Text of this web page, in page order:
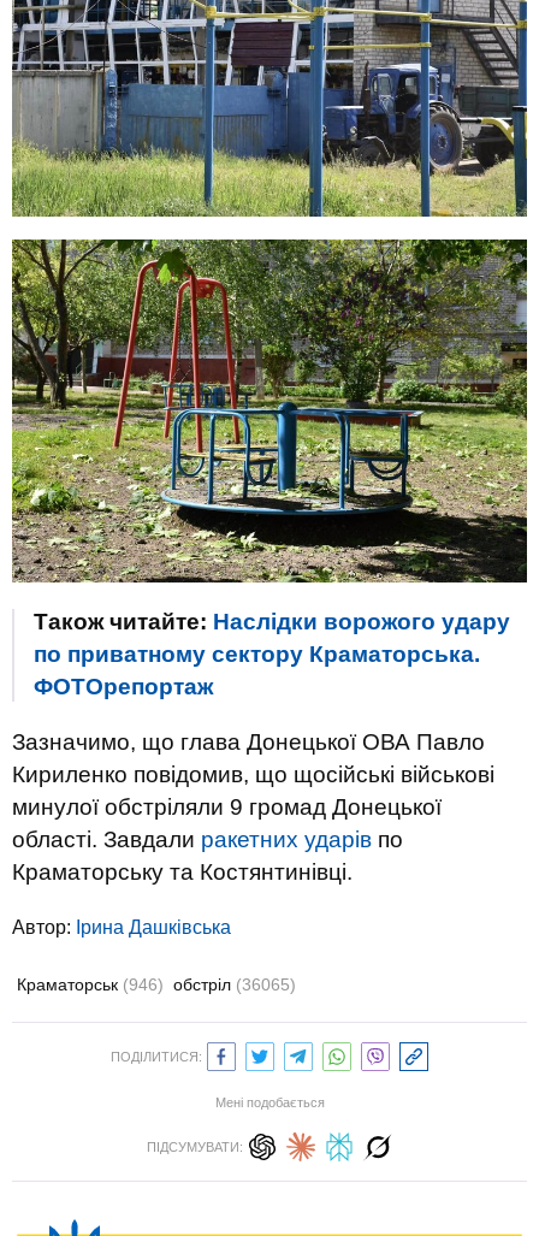
Також читайте: Наслідки ворожого удару
по приватному сектору Краматорська.
ФОТОрепортаж
Зазначимо, що глава Донецької ОВА Павло
Кириленко повідомив, що щосійські військові
минулої обстріляли 9 громад Донецької
області. Завдали ракетних ударів по
Краматорську та Костянтинівці.
Автор: Ірина Дашківська
Краматорськ (946) обстріл (36065)
ПОДІЛИТИСЯ:
Мені подобається
ПІДСУМУВАТИ: